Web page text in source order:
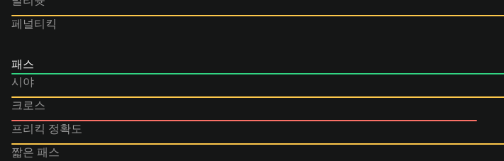
페널티킥
패스
시야
크로스
프리킥 정확도
짧은 패스